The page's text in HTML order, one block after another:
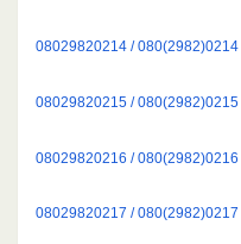
08029820214 /
08029820215 /
08029820216 /
08029820217 /